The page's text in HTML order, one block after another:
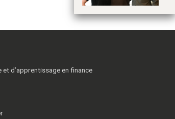
d’apprentissage en finance